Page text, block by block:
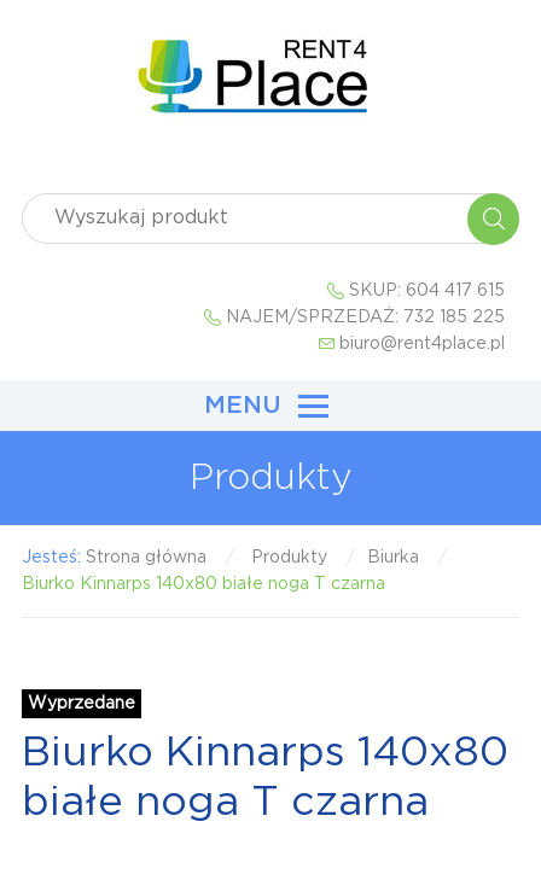
SKUP: 604 417 615
NAJEM/SPRZEDAŻ: 732 185 225
biuro@rent4place.pl
MENU
Produkty
Jesteś: Strona główna Produkty
Biurka
Biurko Kinnarps 140x80 białe noga T czarna
Wyprzedane
Biurko Kinnarps 140x80
białe noga T czarna